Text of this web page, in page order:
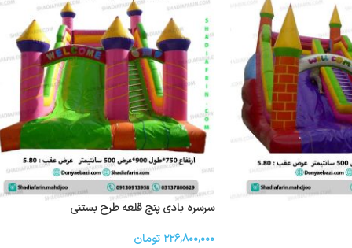
سرسره بادی پنج قلعه طرح بستنی
۲۲۶,۸۰۰,۰۰۰ تومان